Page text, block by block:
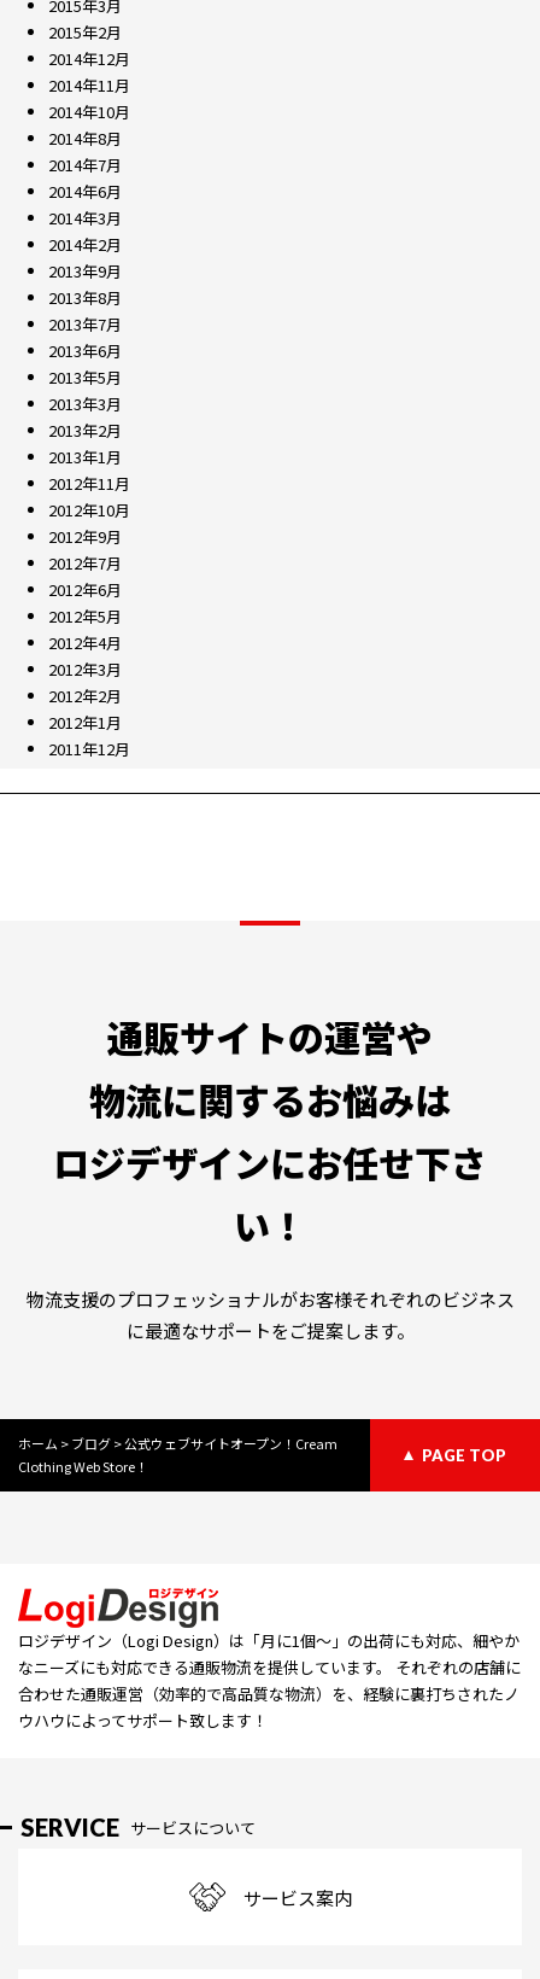
2015年3月
2015年2月
2014年12月
2014年11月
2014年10月
2014年8月
2014年7月
2014年6月
2014年3月
2014年2月
2013年9月
2013年8月
2013年7月
2013年6月
2013年5月
2013年3月
2013年2月
2013年1月
2012年11月
2012年10月
2012年9月
2012年7月
2012年6月
2012年5月
2012年4月
2012年3月
2012年2月
2012年1月
2011年12月
通販サイトの運営や
物流に関するお悩みは
ロジデザインにお任せ下さ
い！
物流支援のプロフェッショナルがお客様それぞれのビジネス
に最適なサポートをご提案します。
ホーム >ブログ>公式ウェブサイトオープン！Cream
Clothing Web Store！
PAGE TOP
ロジデザイン（Logi Design）は「⽉に1個〜」の出荷にも対応、細やか
なニーズにも対応できる通販物流を提供しています。 それぞれの店舗に
合わせた通販運営（効率的で高品質な物流）を、経験に裏打ちされたノ
ウハウによってサポート致します！
SERVICE サービスについて
サービス案内